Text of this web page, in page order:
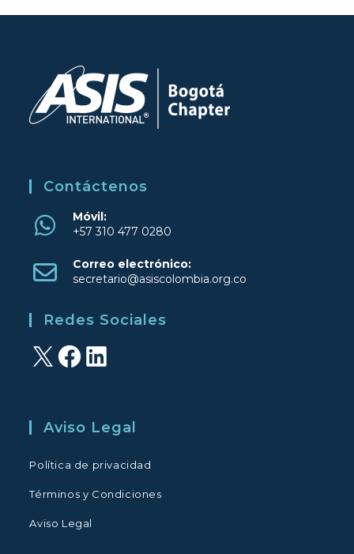
Contáctenos
Móvil:
+57 310 477 0280
abre
en
nueva
pestaña
Correo electrónico:
secretario@asiscolombia.org.co
Redes Sociales
X FacebookLinkedIn
Aviso Legal
Política de privacidad
Términos y Condiciones
Aviso Legal